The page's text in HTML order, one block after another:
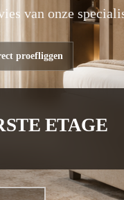
van onze
proefliggen
ETAGE